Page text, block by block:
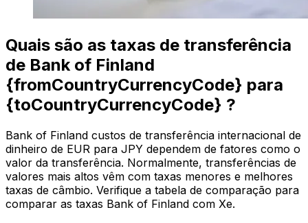
Quais são as taxas de transferência
de Bank of Finland
{fromCountryCurrencyCode} para
{toCountryCurrencyCode} ?
Bank of Finland custos de transferência internacional de
dinheiro de EUR para JPY dependem de fatores como o
valor da transferência. Normalmente, transferências de
valores mais altos vêm com taxas menores e melhores
taxas de câmbio. Verifique a tabela de comparação para
comparar as taxas Bank of Finland com Xe.